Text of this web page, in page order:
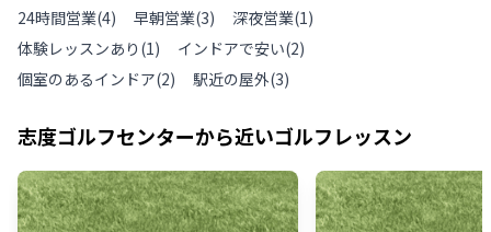
24時間営業(4) 早朝営業(3) 深夜営業(1)
体験レッスンあり (1) インドアで安い(2)
個室のあるインドア(2) 駅近の屋外(3)
志度ゴルフセンターから近いゴルフレッスン